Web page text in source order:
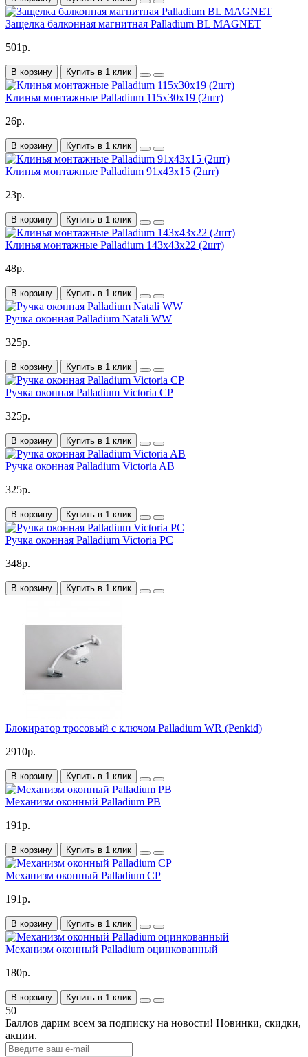
Защелка балконная магнитная Palladium BL MAGNET
501р.
В корзину Купить в 1 клик
Клинья монтажные Palladium 115х30х19 (2шт)
26р.
В корзину Купить в 1 клик
Клинья монтажные Palladium 91х43х15 (2шт)
23р.
В корзину Купить в 1 клик
Клинья монтажные Palladium 143х43х22 (2шт)
48р.
В корзину Купить в 1 клик
Ручка оконная Palladium Natali WW
325р.
В корзину Купить в 1 клик
Ручка оконная Palladium Victoria CP
325р.
В корзину Купить в 1 клик
Ручка оконная Palladium Victoria AB
325р.
В корзину Купить в 1 клик
Ручка оконная Palladium Victoria PC
348р.
В корзину Купить в 1 клик
Блокиратор тросовый с ключом Palladium WR (Penkid)
2910р.
В корзину Купить в 1 клик
Механизм оконный Palladium PB
191р.
В корзину Купить в 1 клик
Механизм оконный Palladium CP
191р.
В корзину Купить в 1 клик
Механизм оконный Palladium оцинкованный
180р.
В корзину Купить в 1 клик
50
Баллов дарим всем за подписку на новости! Новинки, скидки,
акции.